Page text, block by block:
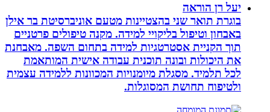
יעל רן הוראה
בוגרת תואר שני בהצטיינות מטעם אוניברסיטת בר אילן
באבחון וטיפול בליקויי למידה. מקנה טיפולים פרטניים
תוך הקניית אסטרטגיות למידה בתחום השפה. מאבחנת
את היכולות ובונה תוכנית עבודה אישית המותאמת
לכל תלמיד. מסגלת מיומנויות המכוונות ללמידה עצמית
ולטיפוח תחושת המסוגלות.